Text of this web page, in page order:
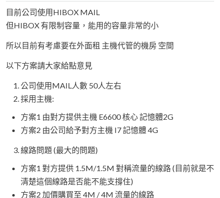
目前公司使用HIBOX MAIL
但HIBOX 有限制容量，能用的容量非常的小
所以目前有考慮要在外面租 主機代管的機房 空間
以下方案請大家給點意見
公司使用MAIL人數 50人左右
採用主機:
方案1 由對方提供主機 E6600 核心 記憶體2G
方案2 由公司給予對方主機 I7 記憶體 4G
線路問題 (最大的問題)
方案1 對方提供 1.5M/1.5M 對稱流量的線路 (目前就是不
清楚這個線路是否能不能支撐住)
方案2 加價購買至 4M / 4M 流量的線路